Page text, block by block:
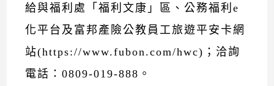
給與福利處「福利文康」區、公務福利e
化平台及富邦產險公教員工旅遊平安卡網
站(https://www.fubon.com/hwc)；洽詢
電話：0809-019-888。